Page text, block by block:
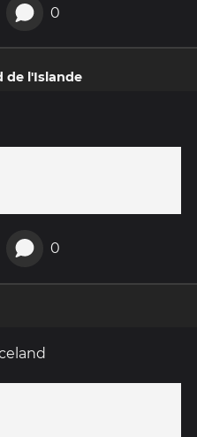
0
de l'Islande
0